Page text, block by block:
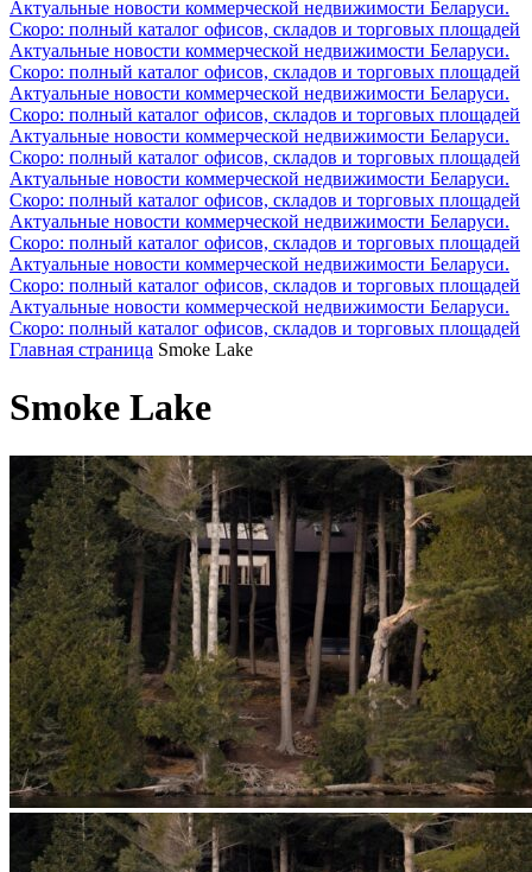
Актуальные новости коммерческой недвижимости Беларуси.
Скоро: полный каталог офисов, складов и торговых площадей
Актуальные новости коммерческой недвижимости Беларуси.
Скоро: полный каталог офисов, складов и торговых площадей
Актуальные новости коммерческой недвижимости Беларуси.
Скоро: полный каталог офисов, складов и торговых площадей
Актуальные новости коммерческой недвижимости Беларуси.
Скоро: полный каталог офисов, складов и торговых площадей
Актуальные новости коммерческой недвижимости Беларуси.
Скоро: полный каталог офисов, складов и торговых площадей
Актуальные новости коммерческой недвижимости Беларуси.
Скоро: полный каталог офисов, складов и торговых площадей
Актуальные новости коммерческой недвижимости Беларуси.
Скоро: полный каталог офисов, складов и торговых площадей
Актуальные новости коммерческой недвижимости Беларуси.
Скоро: полный каталог офисов, складов и торговых площадей
Главная страница Smoke Lake
Smoke Lake